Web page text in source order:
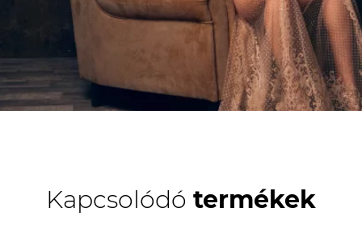
Kapcsolódó termékek